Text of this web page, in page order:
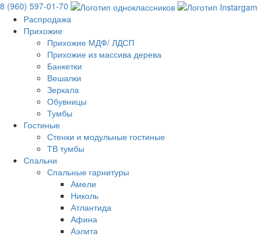
8 (960) 597-01-70
Распродажа
Прихожие
Прихожие МДФ/ ЛДСП
Прихожие из массива дерева
Банкетки
Вешалки
Зеркала
Обувницы
Тумбы
Гостиные
Стенки и модульные гостиные
ТВ тумбы
Спальни
Спальные гарнитуры
Амели
Николь
Атлантида
Афина
Аэлита